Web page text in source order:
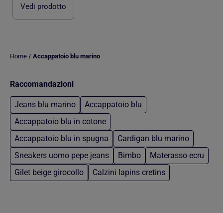
Vedi prodotto
Home / Accappatoio blu marino
Raccomandazioni
Jeans blu marino
Accappatoio blu
Accappatoio blu in cotone
Accappatoio blu in spugna
Cardigan blu marino
Sneakers uomo pepe jeans
Bimbo
Materasso ecru
Gilet beige girocollo
Calzini lapins cretins